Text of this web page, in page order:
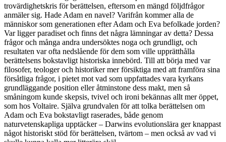
trovärdighetskris för berättelsen, eftersom en mängd följdfrågor
anmäler sig. Hade Adam en navel? Varifrån kommer alla de
människor som generationen efter Adam och Eva befolkade jorden?
Var ligger paradiset och finns det några lämningar av detta? Dessa
frågor och många andra undersöktes noga och grundligt, och
resultaten var ofta nedslående för dem som ville upprätthålla
berättelsens bokstavligt historiska innebörd. Till att börja med var
filosofer, teologer och historiker mer försiktiga med att framföra sina
försåtliga frågor, i pietet mot vad som uppfattades vara kyrkans
grundläggande position eller åtminstone dess makt, men så
småningom kunde skepsis, tvivel och ironi bekännas allt mer öppet,
som hos Voltaire. Själva grundvalen för att tolka berättelsen om
Adam och Eva bokstavligt raserades, både genom
naturvetenskapliga upptäcker – Darwins evolutionslära ger knappast
något historiskt stöd för berättelsen, tvärtom – men också av vad vi